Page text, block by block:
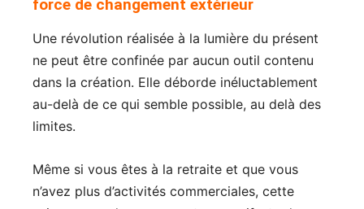
force de changement extérieur
Une révolution réalisée à la lumière du présent
ne peut être confinée par aucun outil contenu
dans la création. Elle déborde inéluctablement
au-delà de ce qui semble possible, au delà des
limites.
Même si vous êtes à la retraite et que vous
n’avez plus d’activités commerciales, cette